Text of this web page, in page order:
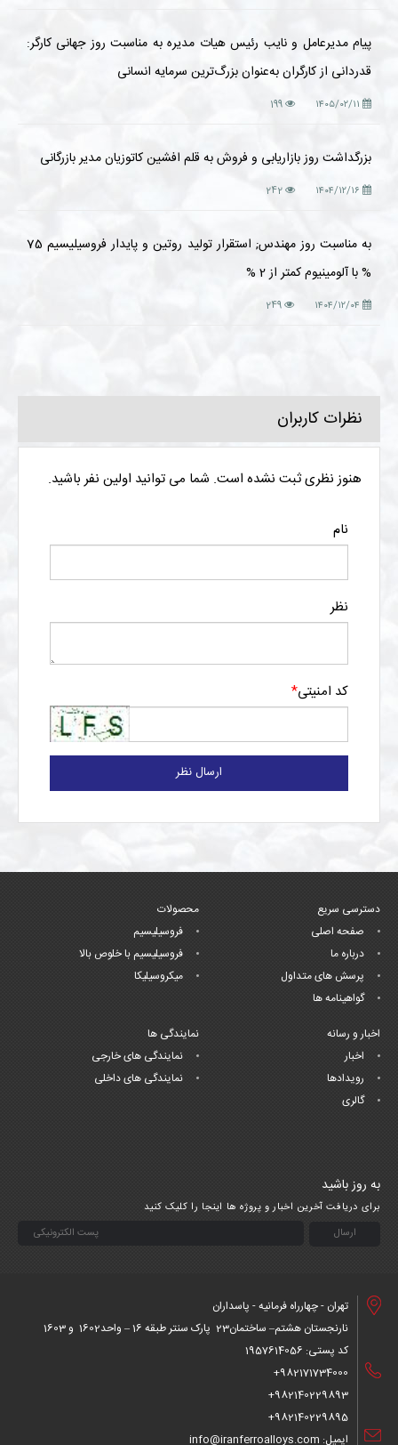
پیام مدیرعامل و نایب رئیس هیات مدیره به مناسبت روز جهانی کارگر:
قدردانی از کارگران به‌عنوان بزرگ‌ترین سرمایه انسانی
۱۴۰۵/۰۲/۱۱ 199
بزرگداشت روز بازاریابی و فروش به قلم افشین کاتوزیان مدیر بازرگانی
۱۴۰۴/۱۲/۱۶ 242
به مناسبت روز مهندس; استقرار تولید روتین و پایدار فروسیلیسیم 75
% با آلومینیوم کمتر از 2 %
۱۴۰۴/۱۲/۰۴ 249
نظرات کاربران
هنوز نظری ثبت نشده است. شما می توانید اولین نفر باشید.
نام
نظر
کد امنیتی*
ارسال نظر
دسترسی سریع
صفحه اصلی
درباره ما
پرسش های متداول
گواهینامه ها
محصولات
فروسیلیسیم
فروسیلیسیم با خلوص بالا
میکروسیلیکا
اخبار و رسانه
اخبار
رویدادها
گالری
نمایندگی ها
نمایندگی های خارجی
نمایندگی های داخلی
به روز باشید
برای دریافت آخرین اخبار و پروژه ها اینجا را کلیک کنید
تهران - چهارراه فرمانیه - پاسداران
نارنجستان هشتم– ساختمان23 پارک سنتر طبقه 16 – واحد1602 و 1603
کد پستی: 1957614056
982171734000+
982140229893+
982140229895+
ایمیل: info@iranferroalloys.com